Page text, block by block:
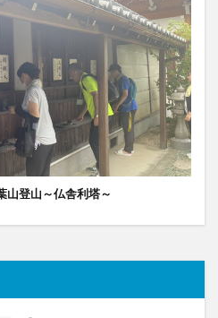
山登山～仏舎利塔～